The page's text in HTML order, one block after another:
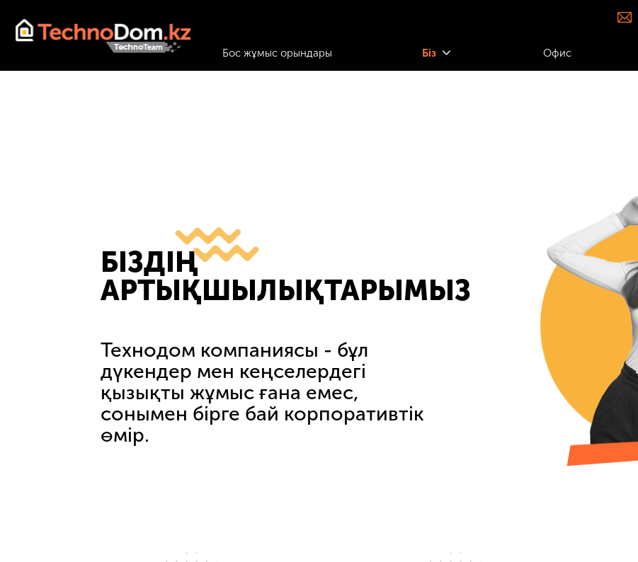
Бос жұмыс орындары Біз Офис
БІЗДІҢ
АРТЫҚШЫЛЫҚТАРЫМЫЗ
Технодом компаниясы - бұл
дүкендер мен кеңселердегі
қызықты жұмыс ғана емес,
сонымен бірге бай корпоративтік
өмір.